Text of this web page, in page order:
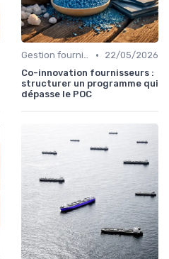
Gestion fournisseurs •
22/05/2026
Co-innovation fournisseurs :
structurer un programme qui
dépasse le POC